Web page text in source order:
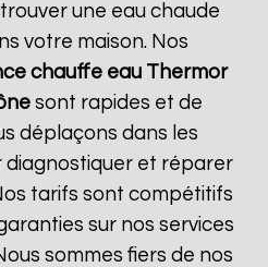
une eau chaude
votre maison. Nos
chauffe eau Thermor
sont rapides et de
déplaçons dans les
diagnostiquer et réparer
tarifs sont compétitifs
sur nos services
sommes fiers de nos